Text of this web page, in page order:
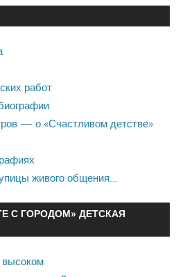
работ
— о «Счастливом детстве»
живого общения…
С ГОРОДОМ» ДЕТСКАЯ